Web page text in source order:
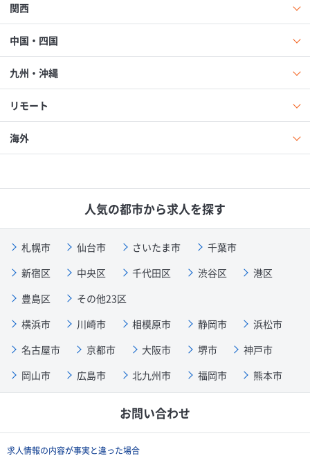
関西
中国・四国
九州・沖縄
リモート
海外
人気の都市から求人を探す
札幌市 仙台市 さいたま市
千葉市
新宿区
中央区 千代田区 渋谷区
港区
豊島区
その他23区
横浜市
川崎市 相模原市 静岡市
浜松市
名古屋市
京都市 大阪市 堺市
神戸市
岡山市
広島市 北九州市 福岡市 熊本市
お問い合わせ
求人情報の内容が事実と違った場合